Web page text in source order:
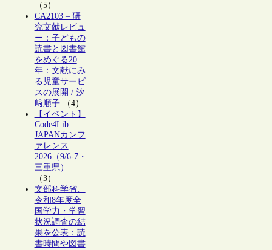
（5）
CA2103 – 研
究文献レビュ
ー：子どもの
読書と図書館
をめぐる20
年：文献にみ
る児童サービ
スの展開 / 汐
﨑順子（4）
【イベント】
Code4Lib
JAPANカンフ
ァレンス
2026（9/6-7・
三重県）
（3）
文部科学省、
令和8年度全
国学力・学習
状況調査の結
果を公表：読
書時間や図書